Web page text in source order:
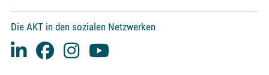
Die AKT in den sozialen Netzwerken